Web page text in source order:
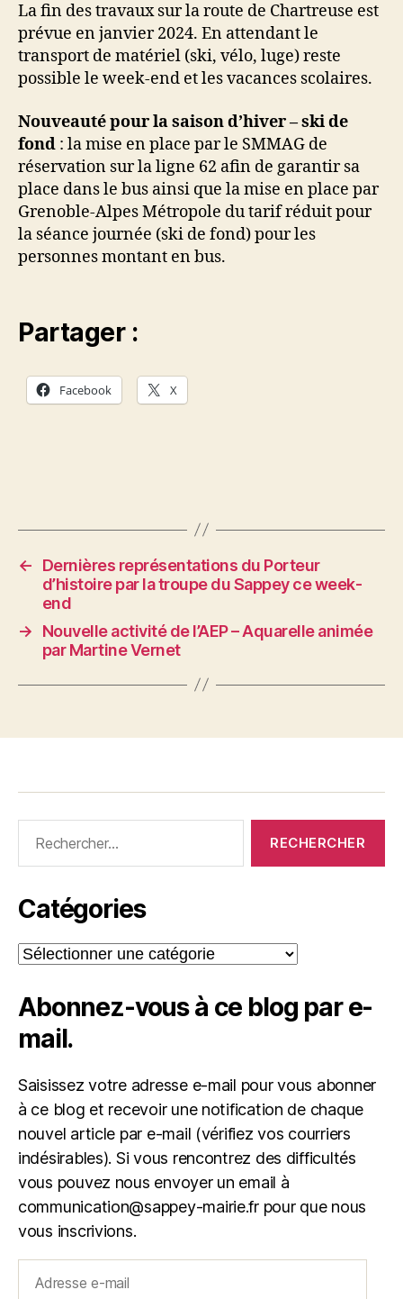
La fin des travaux sur la route de Chartreuse est
prévue en janvier 2024. En attendant le
transport de matériel (ski, vélo, luge) reste
possible le week-end et les vacances scolaires.
Nouveauté pour la saison d’hiver – ski de
fond : la mise en place par le SMMAG de
réservation sur la ligne 62 afin de garantir sa
place dans le bus ainsi que la mise en place par
Grenoble-Alpes Métropole du tarif réduit pour
la séance journée (ski de fond) pour les
personnes montant en bus.
Partager :
Facebook X
←
Dernières représentations du Porteur
d’histoire par la troupe du Sappey ce week-
end
→
Nouvelle activité de l’AEP – Aquarelle animée
par Martine Vernet
Catégories
Catégories
Abonnez-vous à ce blog par e-
mail.
Saisissez votre adresse e-mail pour vous abonner
à ce blog et recevoir une notification de chaque
nouvel article par e-mail (vérifiez vos courriers
indésirables). Si vous rencontrez des difficultés
vous pouvez nous envoyer un email à
communication@sappey-mairie.fr pour que nous
vous inscrivions.